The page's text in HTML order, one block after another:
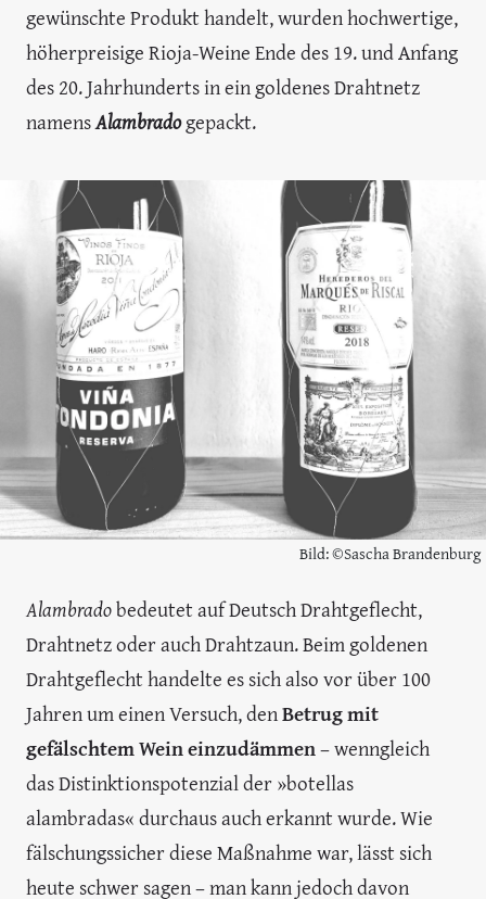
gewünschte Produkt handelt, wurden hochwertige,
höherpreisige Rioja-Weine Ende des 19. und Anfang
des 20. Jahrhunderts in ein goldenes Drahtnetz
namensAlambradogepackt.
Bild: ©Sascha Brandenburg
Alambradobedeutet auf Deutsch Drahtgeflecht,
Drahtnetz oder auch Drahtzaun. Beim goldenen
Drahtgeflecht handelte es sich also vor über 100
Jahren um einen Versuch, denBetrug mit
gefälschtem Wein einzudämmen– wenngleich
das Distinktionspotenzial der »botellas
alambradas« durchaus auch erkannt wurde. Wie
fälschungssicher diese Maßnahme war, lässt sich
heute schwer sagen – man kann jedoch davon